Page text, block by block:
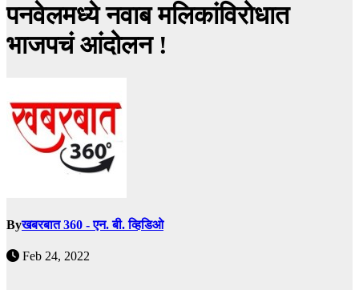
पनवेलमध्ये नवाब मलिकांविरोधात
भाजपचं आंदोलन !
Byखबरबात 360 - एन. बी. व्हिडिओ
Feb 24, 2022